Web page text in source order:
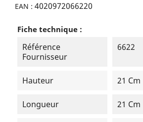
EAN : 4020972066220
Fiche technique :
Référence
Fournisseur
6622
Hauteur 21 Cm
Longueur 21 Cm